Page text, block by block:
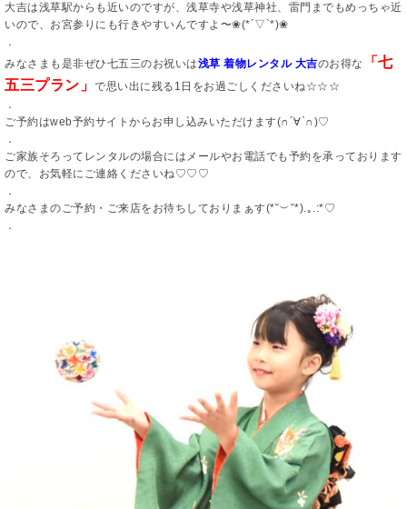
大吉は浅草駅からも近いのですが、浅草寺や浅草神社、雷門までもめっちゃ近
いので、お宮参りにも行きやすいんですよ〜❀(*´▽`*)❀
．
みなさまも是非ぜひ七五三のお祝いは浅草 着物レンタル 大吉のお得な
「七
五三プラン」 で思い出に残る1日をお過ごしくださいね☆☆☆
．
ご予約はweb予約サイトからお申し込みいただけます(∩´∀`∩)♡
．
ご家族そろってレンタルの場合にはメールやお電話でも予約を承っております
ので、お気軽にご連絡くださいね♡♡♡
．
みなさまのご予約・ご来店をお待ちしておりまぁす(*˘︶˘*).｡.:*♡
．